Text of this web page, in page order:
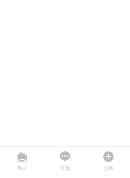
首页 交流 发布